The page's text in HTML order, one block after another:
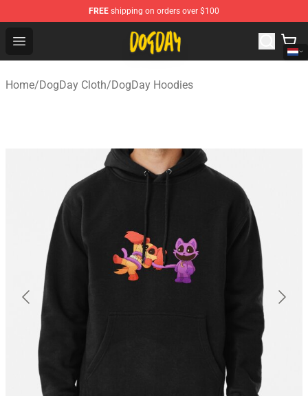
FREE shipping on orders over $100
Open menu
DogDay Store - Official DogDay Merchandise Shop
Home/DogDay Cloth/DogDay Hoodies